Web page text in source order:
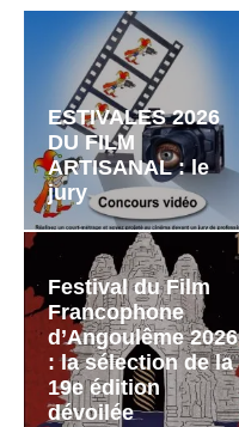
ESTIVALES 2026
DU FILM
ARTISANAL : le
jury
Festival du Film
Francophone
d’Angoulême 2026
: la sélection de la
19e édition
dévoilée